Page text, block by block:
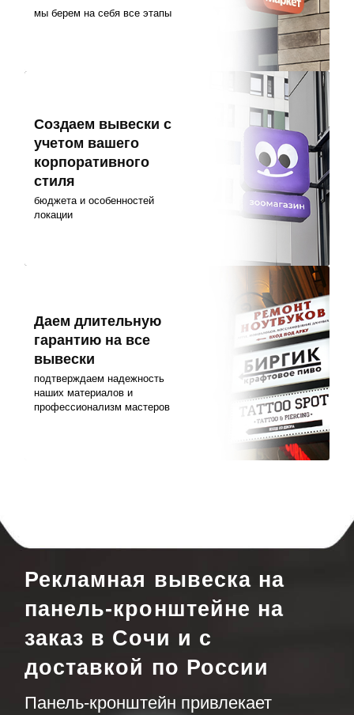
мы берем на себя все этапы
Создаем вывески с
учетом вашего
корпоративного
стиля
бюджета и особенностей
локации
Даем длительную
гарантию на все
вывески
подтверждаем надежность
наших материалов и
профессионализм мастеров
Рекламная вывеска на
панель-кронштейне на
заказ в Сочи и с
доставкой по России
Панель-кронштейн привлекает